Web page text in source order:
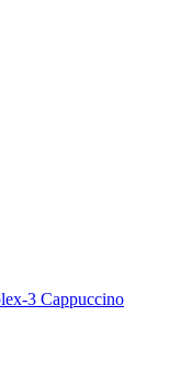
3 Cappuccino